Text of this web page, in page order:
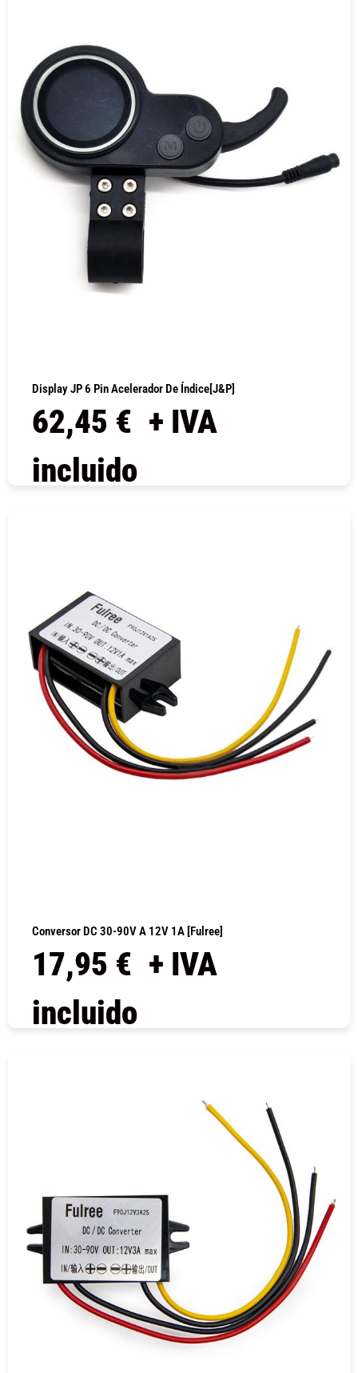
Display JP 6 Pin Acelerador De Índice[J&P]
62,45 € + IVA
incluido
Conversor DC 30-90V A 12V 1A [Fulree]
17,95 € + IVA
incluido